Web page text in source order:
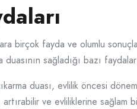
birçok fayda ve olumlu
sağladığı bazı
duası, evlilik öncesi
artırabilir ve evliliklerine sağlam